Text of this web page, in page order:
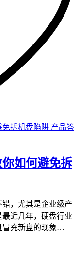
产品答
如何避免拆
，尤其是企业级产
近几年，硬盘行业
充新盘的现象…